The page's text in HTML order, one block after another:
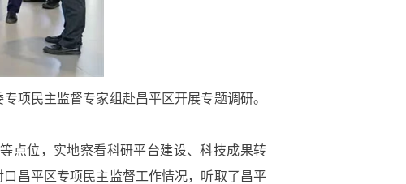
民主监督专家组赴昌平区开展专题调研。
位，实地察看科研平台建设、科技成果转
昌平区专项民主监督工作情况，听取了昌平